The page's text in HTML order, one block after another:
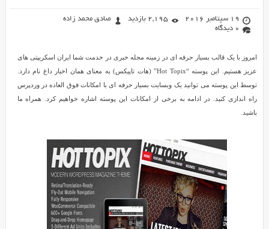
19 سپتامبر 2016 2,195 بازدید
صادق محمد زاده
0 دیدگاه
امروز با یک قالب بسیار حرفه ای در زمینه مجله خبری در خدمت شما ایران اسکریپتی های
عزیز هستیم. این پوسته “Hot Topix” (هات تاپیکس) به معنای همان اخبار داغ نام دارد.
توسط این پوسته می توانید یک وبسایت بسیار حرفه ای با امکانات فوق العاده در وردپرس
راه اندازی کنید. در ادامه به برخی از امکانات این پوسته اشاره خواهیم کرد. همراه ما
باشید.